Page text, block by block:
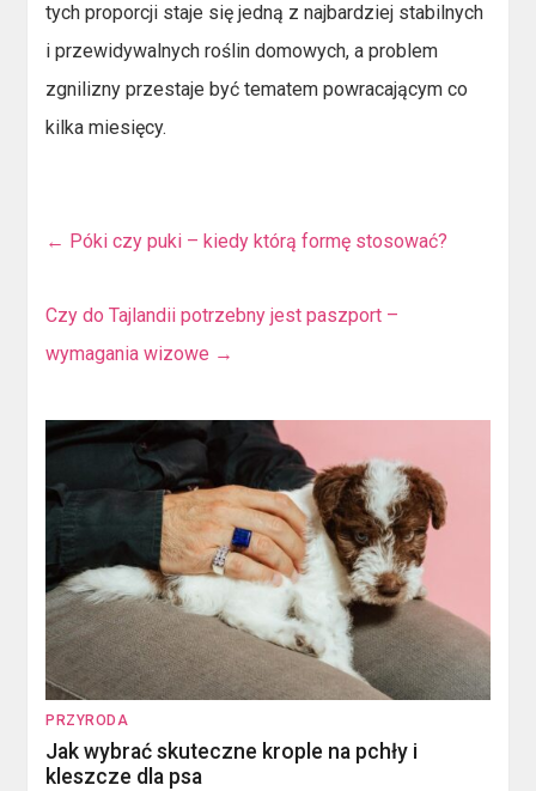
tych proporcji staje się jedną z najbardziej stabilnych
i przewidywalnych roślin domowych, a problem
zgnilizny przestaje być tematem powracającym co
kilka miesięcy.
← Póki czy puki – kiedy którą formę stosować?
Czy do Tajlandii potrzebny jest paszport –
wymagania wizowe →
PRZYRODA
Jak wybrać skuteczne krople na pchły i
kleszcze dla psa